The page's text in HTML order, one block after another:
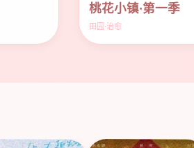
桃花小镇·第一季
田园·治愈